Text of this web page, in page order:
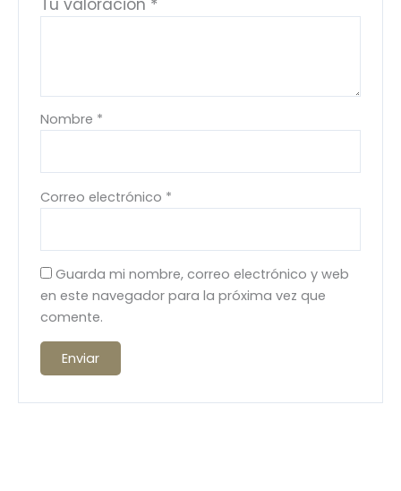
Tu valoración *
Nombre *
Correo electrónico *
Guarda mi nombre, correo electrónico y web
en este navegador para la próxima vez que
comente.